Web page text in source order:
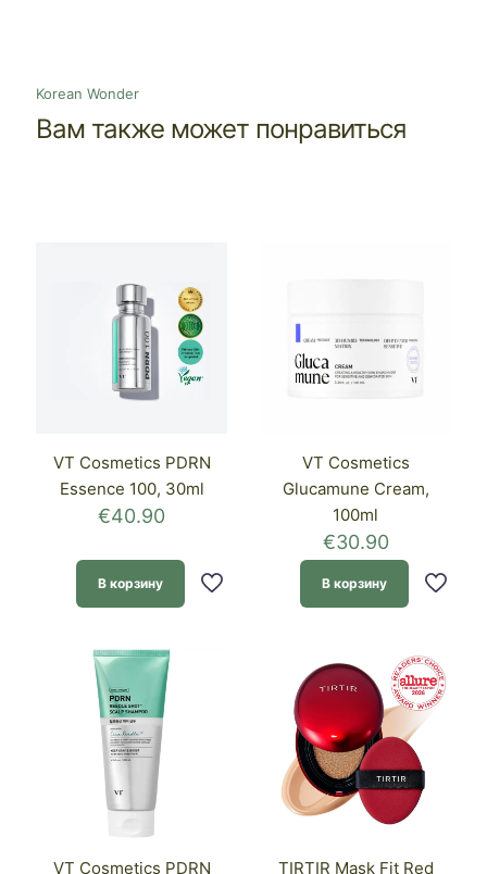
Korean Wonder
Вам также может понравиться
VT Cosmetics PDRN
Essence 100, 30ml
€40.90
В корзину
VT Cosmetics
Glucamune Cream,
100ml
€30.90
В корзину
VT Cosmetics PDRN TIRTIR Mask Fit Red